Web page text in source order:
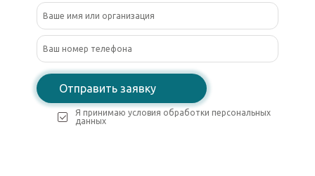
Отправить заявку
Я принимаю условия обработки персональных
данных